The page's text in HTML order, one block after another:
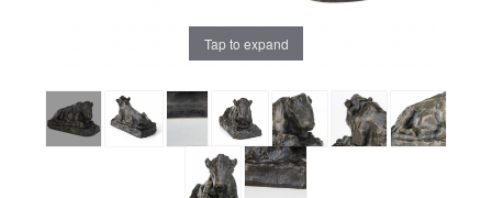
Tap to expand